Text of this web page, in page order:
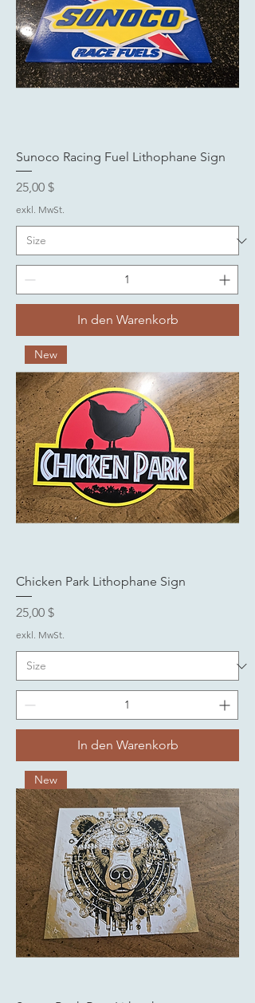
Sunoco Racing Fuel Lithophane Sign
Preis
25,00 $
exkl. MwSt.
In den Warenkorb
New
Chicken Park Lithophane Sign
Preis
25,00 $
exkl. MwSt.
In den Warenkorb
New